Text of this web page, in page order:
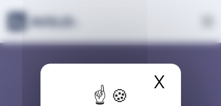
Panneau de gestion des cookies
X